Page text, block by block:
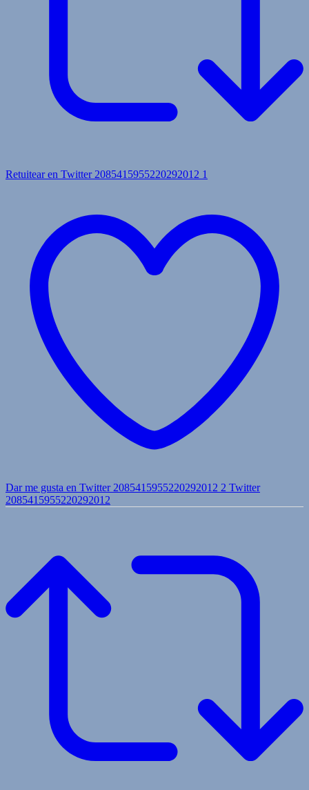
Retuitear en Twitter 2085415955220292012 1
Dar me gusta en Twitter 2085415955220292012 2 Twitter
2085415955220292012